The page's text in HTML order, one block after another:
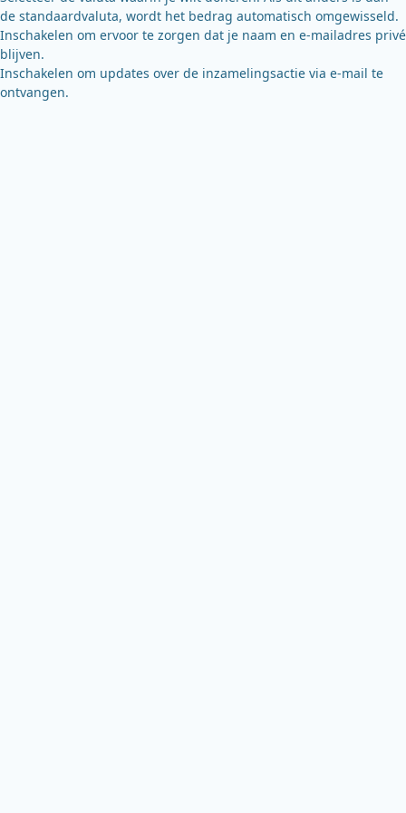
de standaardvaluta, wordt het bedrag automatisch omgewisseld.
Inschakelen om ervoor te zorgen dat je naam en e-mailadres privé
blijven.
Inschakelen om updates over de inzamelingsactie via e-mail te
ontvangen.